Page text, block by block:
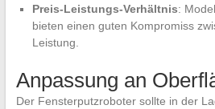
Preis-Leistungs-Verhältnis:
bieten einen guten Kompromiss
Leistung.
Anpassung an
Der Fensterputzroboter sollte in der